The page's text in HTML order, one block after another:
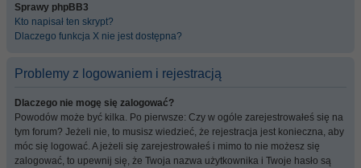
Sprawy phpBB3
Kto napisał ten skrypt?
Dlaczego funkcja X nie jest dostępna?
Problemy z logowaniem i rejestracją
Dlaczego nie mogę się zalogować?
Powodów może być kilka. Po pierwsze: Czy w ogóle zarejestrowałeś się na
tym forum? Jeżeli nie, to musisz wiedzieć, że rejestracja jest konieczna, aby
móc się logować. A jeżeli się zarejestrowałeś i mimo to nie możesz się
zalogować, to upewnij się, że Twoja nazwa użytkownika i Twoje hasło są